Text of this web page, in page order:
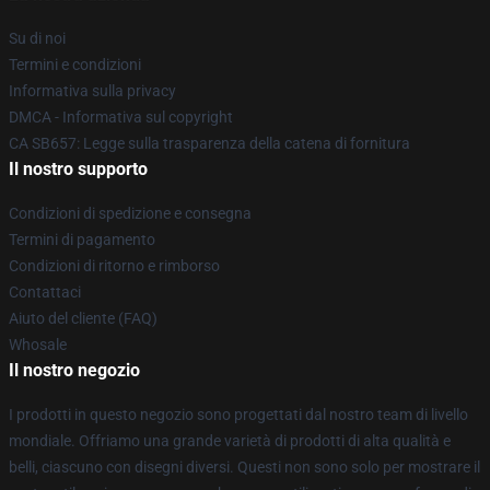
Su di noi
Termini e condizioni
Informativa sulla privacy
DMCA - Informativa sul copyright
CA SB657: Legge sulla trasparenza della catena di fornitura
Il nostro supporto
Condizioni di spedizione e consegna
Termini di pagamento
Condizioni di ritorno e rimborso
Contattaci
Aiuto del cliente (FAQ)
Whosale
Il nostro negozio
I prodotti in questo negozio sono progettati dal nostro team di livello
mondiale. Offriamo una grande varietà di prodotti di alta qualità e
belli, ciascuno con disegni diversi. Questi non sono solo per mostrare il